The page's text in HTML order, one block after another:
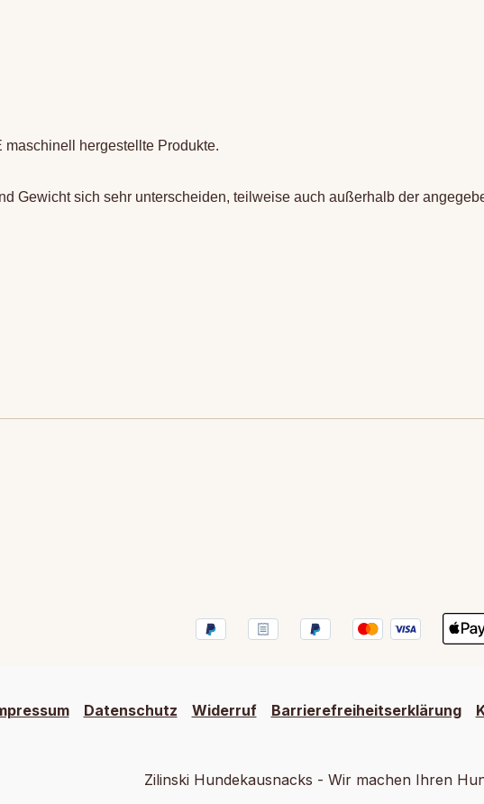
hergestellte Produkte.
Gewicht sich sehr unterscheiden, teilweise auch außerhalb der
Datenschutz Widerruf Barrierefreiheitserklärung
Zilinski Hundekausnacks - Wir machen Ihren